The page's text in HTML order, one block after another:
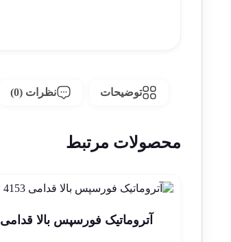
توضیحات نظرات (0)
محصولات مرتبط
آتروماتیک فورسپس بالا قدامی 4153